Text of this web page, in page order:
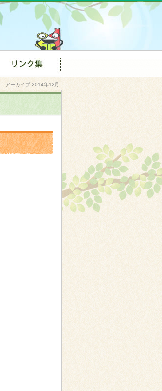
アーカイブ 2014年12月